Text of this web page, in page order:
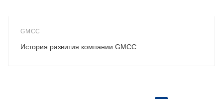
GMCC
История развития компании GMCC